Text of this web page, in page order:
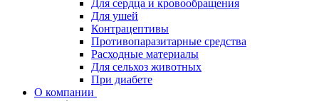
Для сердца и кровообращения
Для ушей
Контрацептивы
Противопаразитарные средства
Расходные материалы
Для сельхоз животных
При диабете
О компании